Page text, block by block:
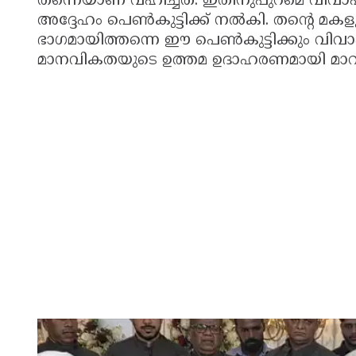
അദ്ദേഹം പെൺകുട്ടിക്ക് നൽകി. തന്റെ
ഭാഗമായിത്തന്നെ ഈ പെൺകുട്ടിക്കും
മാനവികതയുടെ ഉത്തമ ഉദാഹരണമായി